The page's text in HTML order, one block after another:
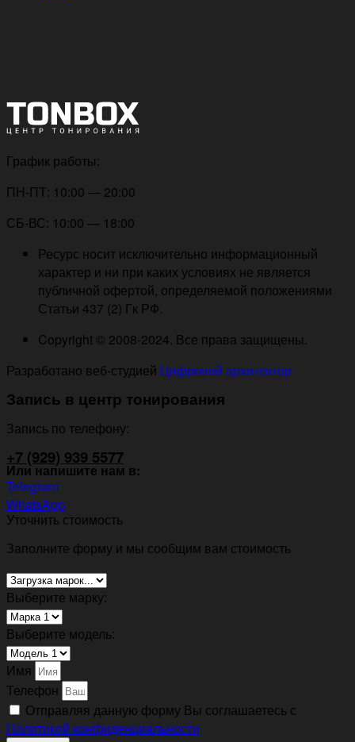
График работы:
ПН-ПТ: 10:00 — 20:00
СБ-ВС: 10:00 — 18:00
Ресурс носит исключительно информационный
характер и ни при каких условиях не является
публичной офертой, определяемой положениями
Статьи 437 (2) Гк РФ.
Copyright © 2008-2024. Все права защищены.
Разработано веб-студией Цифровой архитектор
Запись в центр тонирования
Запись по телефону:
+7 (929) 939 5577
Или напишите нам в:
Telegram
WhatsApp
Уточнить стоимость
Заполните форму и мы сообщим вам стоимость
Выберите марку:
Выберите модель:
Имя
Телефон
Отправляя данную форму Вы соглашаетесь с
Политикой конфиденциальности